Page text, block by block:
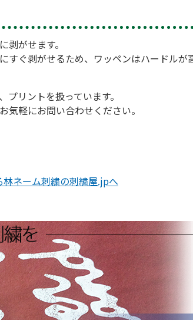
剥がせます。
すぐ剥がせるため、ワッペンはハードル
リントを扱っています。
気軽にお問い合わせください。
ネーム刺繍の刺繍屋.jpへ